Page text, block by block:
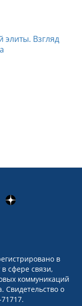
элиты. Взгляд
в
сфере связи,
коммуникаций
Свидетельство о